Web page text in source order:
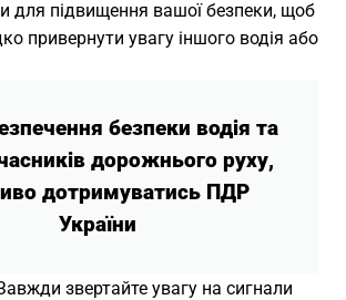
для підвищення вашої безпеки, щоб
привернути увагу іншого водія або
безпеки водія та
дорожнього руху,
дотримуватись ПДР
України
звертайте увагу на сигнали